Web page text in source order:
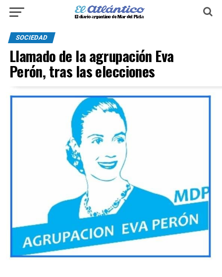
SOCIEDAD
Llamado de la agrupación Eva
Perón, tras las elecciones